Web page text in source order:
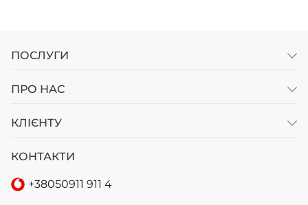
ПОСЛУГИ
ПРО НАС
КЛІЄНТУ
КОНТАКТИ
+38050911 911 4